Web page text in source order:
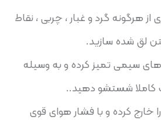
از هرگونه گرد و غبار ، چربی ، نقاط
لق شده سازید.
سیمی تمیز کرده و به وسیله
کاملا شستشو دهید..
خارج کرده و با فشار هوای قوی